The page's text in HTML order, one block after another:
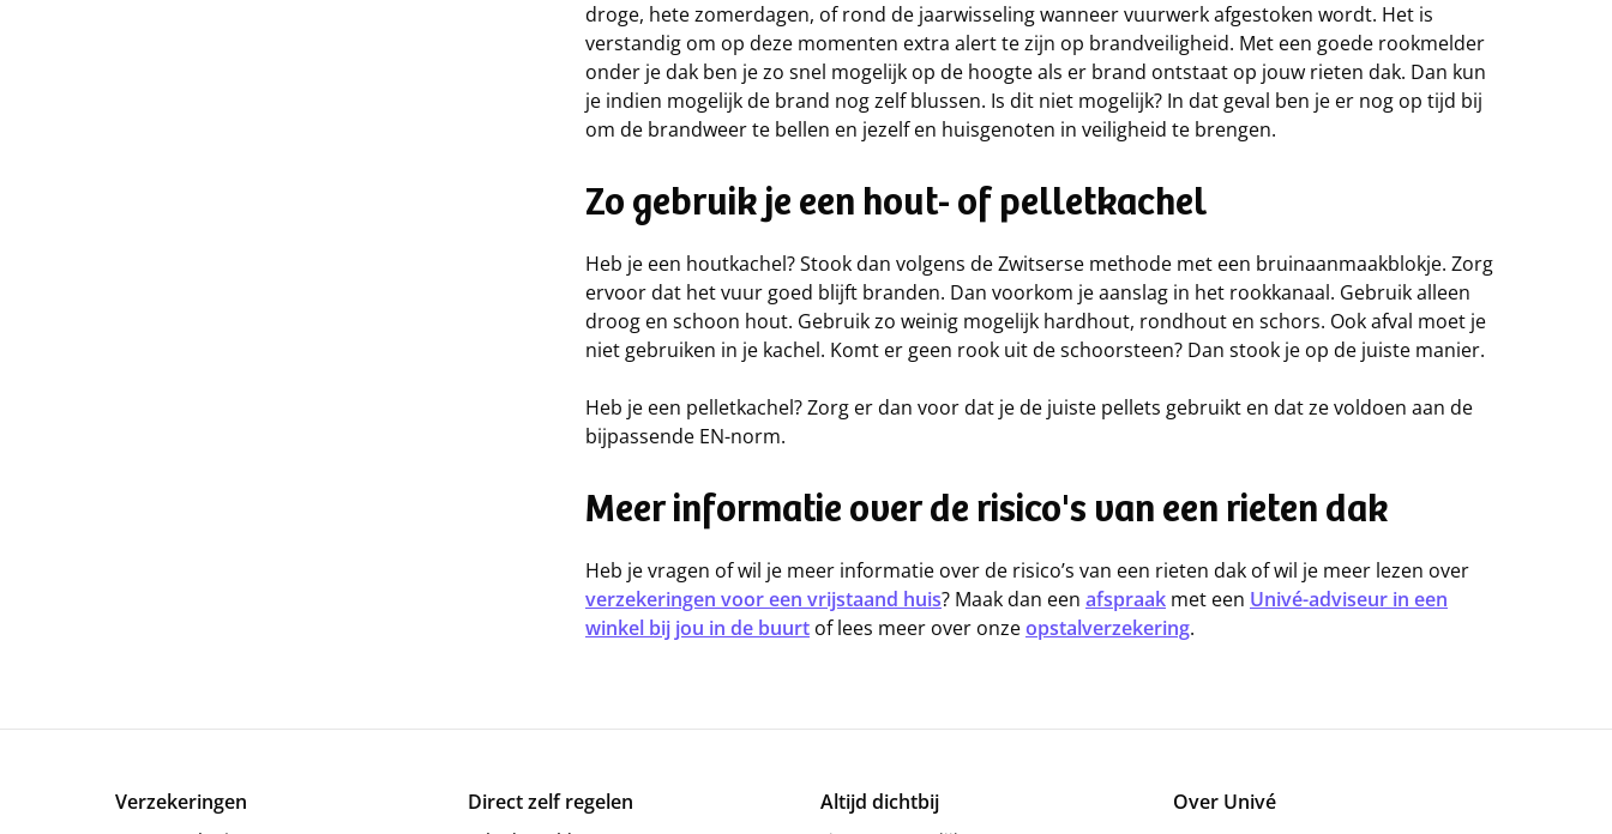
droge, hete zomerdagen, of rond de jaarwisseling wanneer vuurwerk afgestoken wordt. Het is
verstandig om op deze momenten extra alert te zijn op brandveiligheid. Met een goede rookmelder
onder je dak ben je zo snel mogelijk op de hoogte als er brand ontstaat op jouw rieten dak. Dan kun
je indien mogelijk de brand nog zelf blussen. Is dit niet mogelijk? In dat geval ben je er nog op tijd bij
om de brandweer te bellen en jezelf en huisgenoten in veiligheid te brengen.
Zo gebruik je een hout- of pelletkachel
Heb je een houtkachel? Stook dan volgens de Zwitserse methode met een bruinaanmaakblokje. Zorg
ervoor dat het vuur goed blijft branden. Dan voorkom je aanslag in het rookkanaal. Gebruik alleen
droog en schoon hout. Gebruik zo weinig mogelijk hardhout, rondhout en schors. Ook afval moet je
niet gebruiken in je kachel. Komt er geen rook uit de schoorsteen? Dan stook je op de juiste manier.
Heb je een pelletkachel? Zorg er dan voor dat je de juiste pellets gebruikt en dat ze voldoen aan de
bijpassende EN-norm.
Meer informatie over de risico's van een rieten dak
Heb je vragen of wil je meer informatie over de risico’s van een rieten dak of wil je meer lezen over
verzekeringen voor een vrijstaand huis? Maak dan een afspraak met een Univé-adviseur in een
winkel bij jou in de buurt of lees meer over onzeopstalverzekering.
Verzekeringen Direct zelf regelen Altijd dichtbij Over Univé